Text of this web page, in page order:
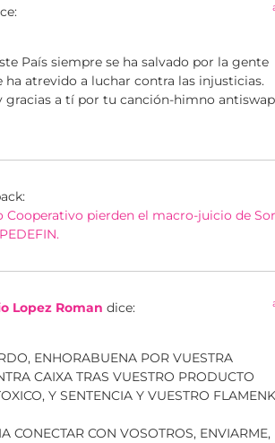
País siempre se ha salvado por la gente
ha atrevido a luchar contra las injusticias.
gracias a tí por tu canción-himno
Cooperativo pierden el macro-juicio de
Lopez Roman dice:
ENHORABUENA POR VUESTRA
CAIXA TRAS VUESTRO PRODUCTO
Y SENTENCIA Y VUESTRO
CONECTAR CON VOSOTROS, ENVIARME,